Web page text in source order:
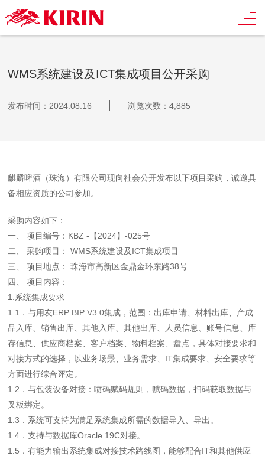
WMS系统建设及ICT集成项目公开采购
发布时间：2024.08.16 浏览次数：4,885
麒麟啤酒（珠海）有限公司现向社会公开发布以下项目采购，诚邀具
备相应资质的公司参加。
采购内容如下：
一、 项目编号：KBZ -【2024】-025号
二、 采购项目： WMS系统建设及ICT集成项目
三、 项目地点： 珠海市高新区金鼎金环东路38号
四、 项目内容：
1.系统集成要求
1.1．与用友ERP BIP V3.0集成，范围：出库申请、材料出库、产成
品入库、销售出库、其他入库、其他出库、人员信息、账号信息、库
存信息、供应商档案、客户档案、物料档案、盘点，具体对接要求和
对接方式的选择，以业务场景、业务需求、IT集成要求、安全要求等
方面进行综合评定。
1.2．与包装设备对接：喷码赋码规则，赋码数据，扫码获取数据与
叉板绑定。
1.3．系统可支持为满足系统集成所需的数据导入、导出。
1.4．支持与数据库Oracle 19C对接。
1.5．有能力输出系统集成对接技术路线图，能够配合IT和其他供应